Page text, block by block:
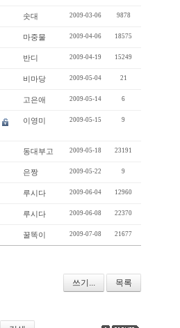
솟대 2009-03-06 9878
마중물 2009-04-06 18575
반디 2009-04-19 15249
비마당 2009-05-04 21
고은애 2009-05-14 6
이영미 2009-05-15 9
동대부고 2009-05-18 23191
은짱 2009-05-22 9
루시다 2009-06-04 12960
루시다 2009-06-08 22370
꿀똑이 2009-07-08 21677
쓰기... 목록